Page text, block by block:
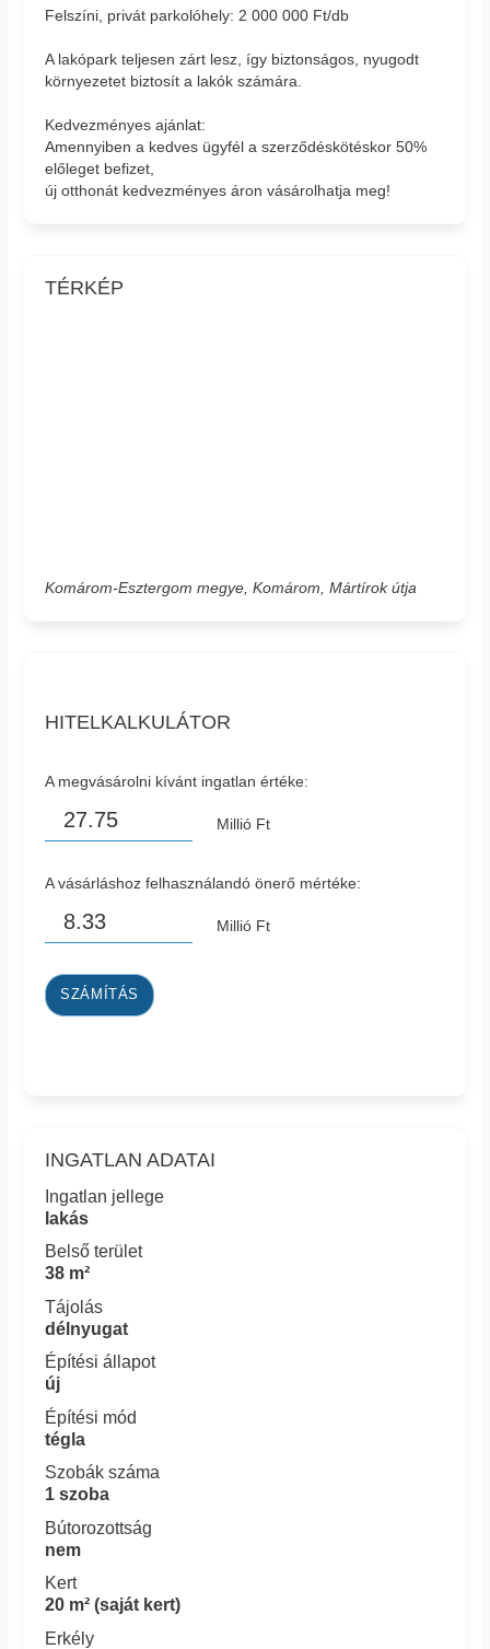
Felszíni, privát parkolóhely: 2 000 000 Ft/db
A lakópark teljesen zárt lesz, így biztonságos, nyugodt
környezetet biztosít a lakók számára.
Kedvezményes ajánlat:
Amennyiben a kedves ügyfél a szerződéskötéskor 50%
előleget befizet,
új otthonát kedvezményes áron vásárolhatja meg!
TÉRKÉP
Komárom-Esztergom megye, Komárom, Mártírok útja
HITELKALKULÁTOR
A megvásárolni kívánt ingatlan értéke:
Millió Ft
A vásárláshoz felhasználandó önerő mértéke:
Millió Ft
SZÁMÍTÁS
INGATLAN ADATAI
Ingatlan jellege
lakás
Belső terület
38 m²
Tájolás
délnyugat
Építési állapot
új
Építési mód
tégla
Szobák száma
1 szoba
Bútorozottság
nem
Kert
20 m² (saját kert)
Erkély